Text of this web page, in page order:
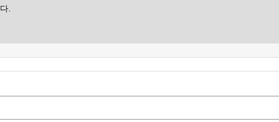
다.